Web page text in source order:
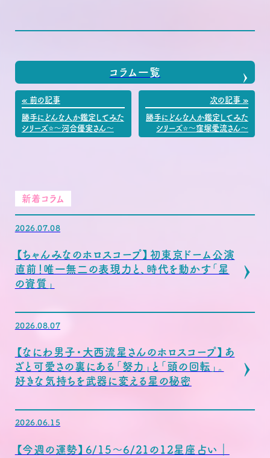
コラム一覧
« 前の記事
勝手にどんな人か鑑定してみた
シリーズ⭐〜河合優実さん〜
次の記事 »
勝手にどんな人か鑑定してみた
シリーズ⭐〜窪塚愛流さん〜
新着コラム
2026.07.08
【ちゃんみなのホロスコープ】初東京ドーム公演
直前！唯一無二の表現力と、時代を動かす「星
の資質」
2026.08.07
【なにわ男子・大西流星さんのホロスコープ】あ
ざと可愛さの裏にある「努力」と「頭の回転」。
好きな気持ちを武器に変える星の秘密
2026.06.15
【今週の運勢】6/15〜6/21の12星座占い｜